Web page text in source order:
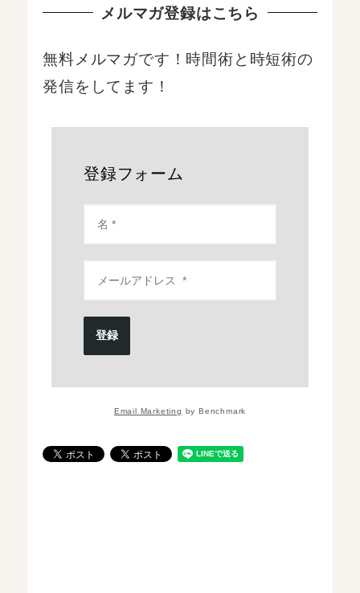
メルマガ登録はこちら
無料メルマガです！時間術と時短術の
発信をしてます！
登録フォーム
登録
Email Marketing by Benchmark